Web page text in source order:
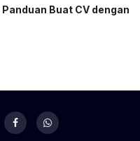
Buat CV dengan